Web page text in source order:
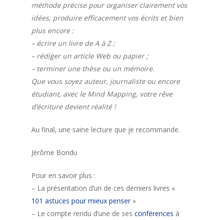
méthode précise pour organiser clairement vos
idées, produire efficacement vos écrits et bien
plus encore :
– écrire un livre de A à Z ;
– rédiger un article Web ou papier ;
– terminer une thèse ou un mémoire.
Que vous soyez auteur, journaliste ou encore
étudiant, avec le Mind Mapping, votre rêve
d’écriture devient réalité !
Au final, une saine lecture que je recommande.
Jérôme Bondu
Pour en savoir plus :
– La présentation d’un de ces derniers livres «
101 astuces pour mieux penser»
– Le compte rendu d’une de ses conférences à